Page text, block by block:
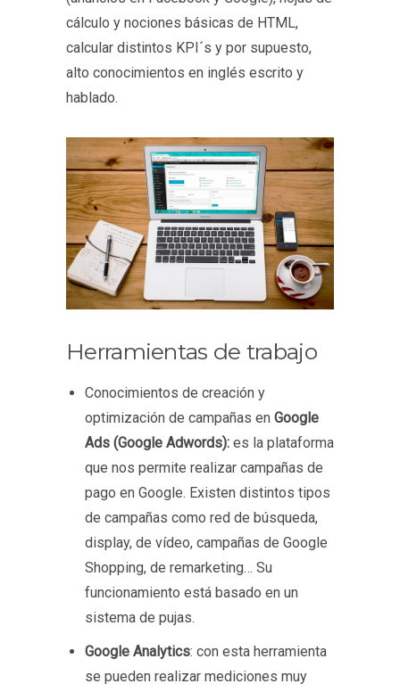
cálculo y nociones básicas de HTML,
calcular distintos KPI´s y por supuesto,
alto conocimientos en inglés escrito y
hablado.
Herramientas de trabajo
Conocimientos de creación y
optimización de campañas en Google
Ads (Google Adwords): es la plataforma
que nos permite realizar campañas de
pago en Google. Existen distintos tipos
de campañas como red de búsqueda,
display, de vídeo, campañas de Google
Shopping, de remarketing… Su
funcionamiento está basado en un
sistema de pujas.
Google Analytics: con esta herramienta
se pueden realizar mediciones muy